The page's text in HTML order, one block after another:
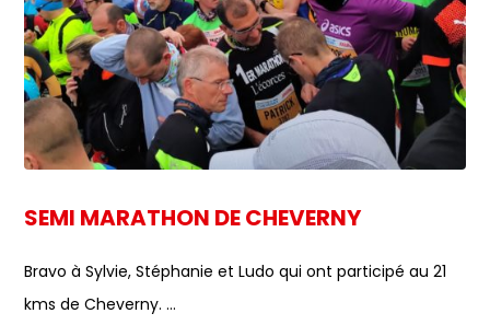
SEMI MARATHON DE CHEVERNY
Bravo à Sylvie, Stéphanie et Ludo qui ont participé au 21
kms de Cheverny. ...